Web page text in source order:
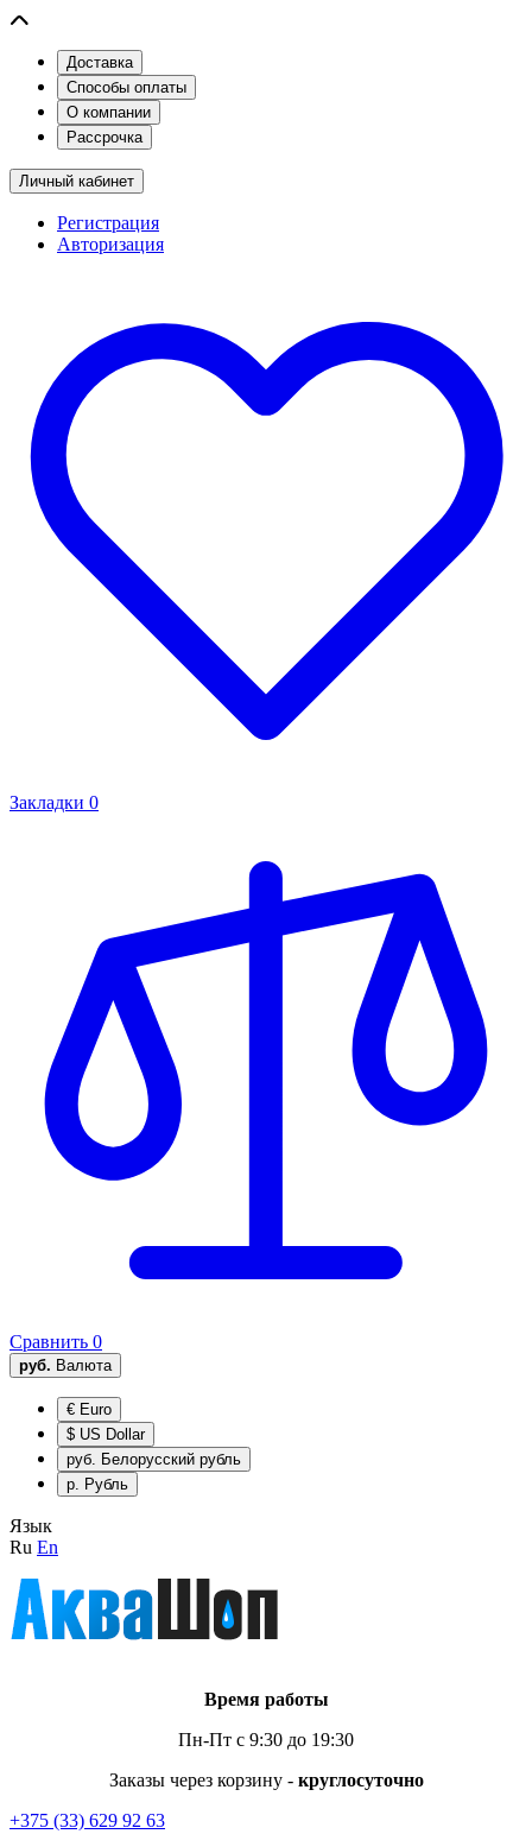
Доставка
Способы оплаты
О компании
Рассрочка
Личный кабинет
Регистрация
Авторизация
Закладки 0
Сравнить 0
руб. Валюта
€ Euro
$ US Dollar
руб. Белорусский рубль
р. Рубль
Язык
Ru En
Время работы
Пн-Пт с 9:30 до 19:30
Заказы через корзину - круглосуточно
+375 (33) 629 92 63